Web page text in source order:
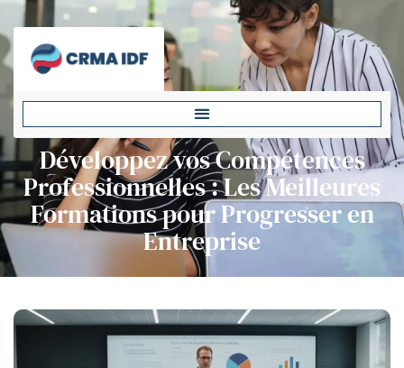
Développez vos Compétences
Professionnelles : Les Meilleures
Formations pour Progresser en
Entreprise